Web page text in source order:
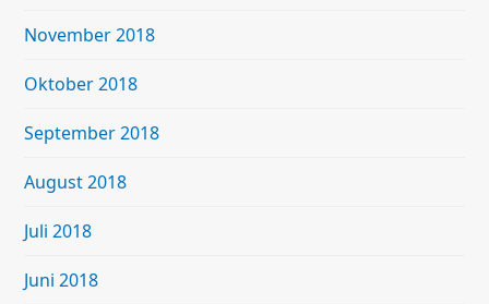
November 2018
Oktober 2018
September 2018
August 2018
Juli 2018
Juni 2018